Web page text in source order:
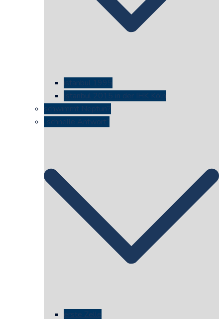
istanbul 1995
Istanbul 2015 in der IHK Köln
schwimmt Neptun?
„schnelle Antwort“
erste Zelle